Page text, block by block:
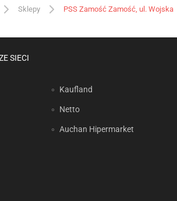
Sklepy
PSS Zamość Zamość, ul. Wojska
SIECI
Kaufland
Netto
Auchan Hipermarket